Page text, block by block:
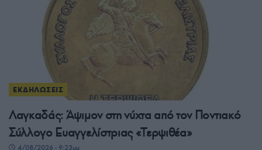
ΕΚΔΗΛΩΣΕΙΣ
Λαγκαδάς: Άψιμον στη νύχτα από τον Ποντιακό
Σύλλογο Ευαγγελίστριας «Τερψιθέα»
4/08/2026 - 9:23μμ